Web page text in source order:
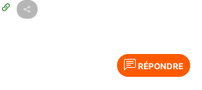
RÉPONDRE